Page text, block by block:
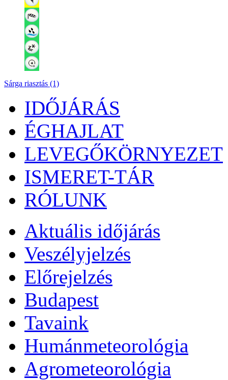
Sárga riasztás (1)
IDŐJÁRÁS
ÉGHAJLAT
LEVEGŐKÖRNYEZET
ISMERET-TÁR
RÓLUNK
Aktuális időjárás
Veszélyjelzés
Előrejelzés
Budapest
Tavaink
Humánmeteorológia
Agrometeorológia